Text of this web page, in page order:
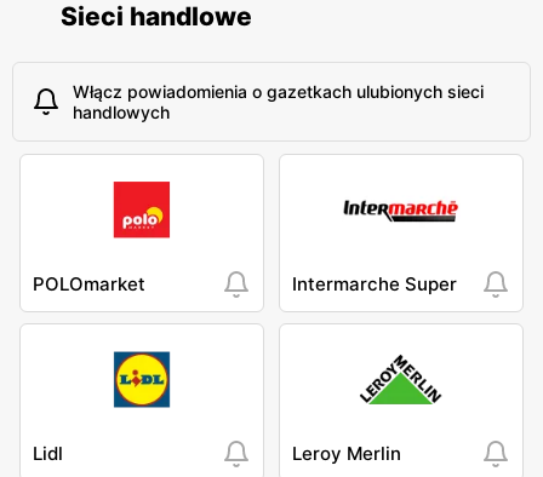
Sieci handlowe
Włącz powiadomienia o gazetkach ulubionych sieci
handlowych
POLOmarket Intermarche Super
Lidl Leroy Merlin